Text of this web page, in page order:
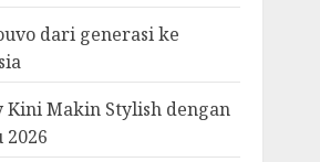
dari generasi ke
Kini Makin Stylish dengan